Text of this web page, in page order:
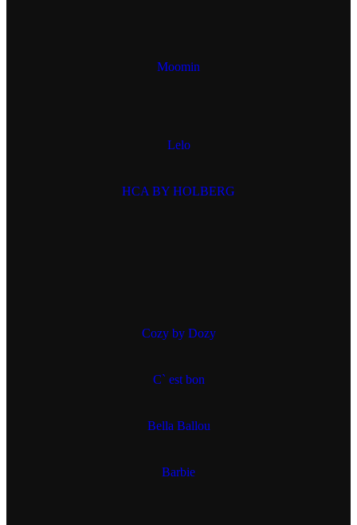
Moomin
Lelo
HCA BY HOLBERG
Cozy by Dozy
C` est bon
Bella Ballou
Barbie